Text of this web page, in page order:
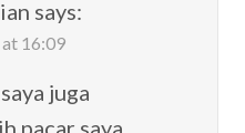
says:
16:09
juga